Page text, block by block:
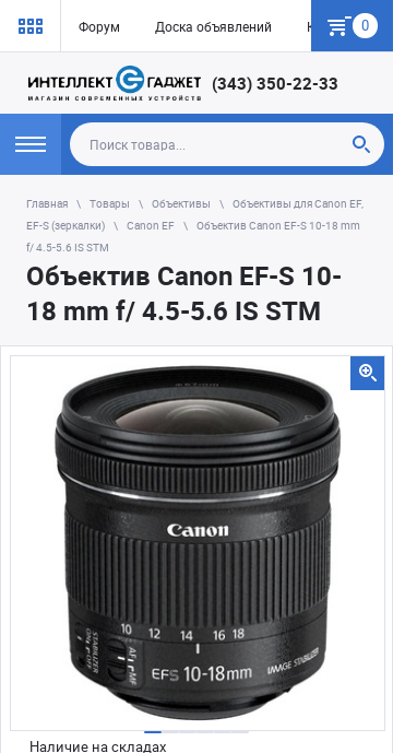
Форум Доска объявлений Как купить
0
(343) 350-22-33
Главная Товары Объективы
Объективы для Canon EF,
EF-S (зеркалки)
Canon EF
Объектив Canon EF-S 10-18 mm
f/ 4.5-5.6 IS STM
Объектив Canon EF-S 10-
18 mm f/ 4.5-5.6 IS STM
Наличие на складах